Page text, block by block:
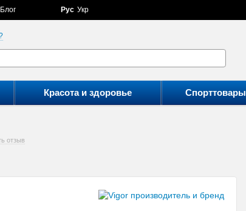
Блог Рус Укр
Красота и здоровье Спорттовары
отзыв